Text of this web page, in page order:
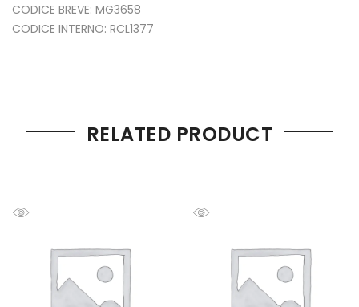
CODICE BREVE: MG3658
CODICE INTERNO: RCL1377
RELATED PRODUCT